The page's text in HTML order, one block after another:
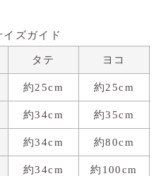
イズガイド
タテ ヨコ
約25cm 約25cm
約34cm 約35cm
約34cm 約80cm
約34cm 約100cm